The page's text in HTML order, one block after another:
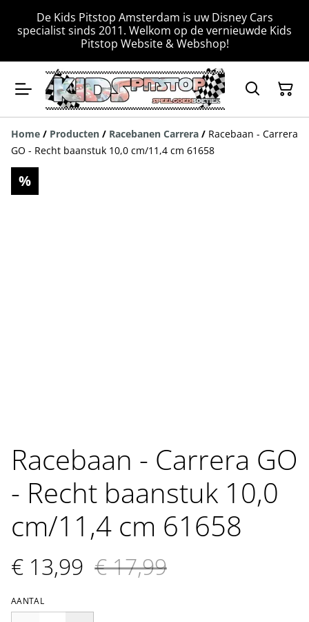
De Kids Pitstop Amsterdam is uw Disney Cars
specialist sinds 2011. Welkom op de vernieuwde Kids
Pitstop Website & Webshop!
Home / Producten / Racebanen Carrera / Racebaan - Carrera
GO - Recht baanstuk 10,0 cm/11,4 cm 61658
%
Racebaan - Carrera GO
- Recht baanstuk 10,0
cm/11,4 cm 61658
€ 13,99 € 17,99
AANTAL